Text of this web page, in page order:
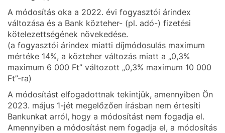
A módosítás oka a 2022. évi fogyasztói árindex
változása és a Bank közteher- (pl. adó-) fizetési
kötelezettségének növekedése.
(a fogyasztói árindex miatti díjmódosulás maximum
mértéke 14%, a közteher változás miatt a „0,3%
maximum 6 000 Ft” változott „0,3% maximum 10 000
Ft”-ra)
A módosítást elfogadottnak tekintjük, amennyiben Ön
2023. május 1-jét megelőzően írásban nem értesíti
Bankunkat arról, hogy a módosítást nem fogadja el.
Amennyiben a módosítást nem fogadja el, a módosítás